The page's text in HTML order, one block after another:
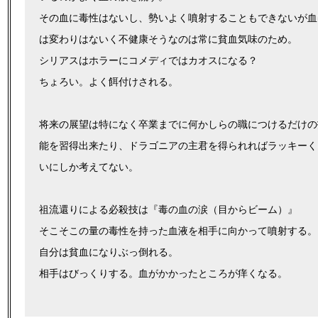
その血に毒性はないし、勢いよく噴射することもできないが
は変わりはないく不健康そうなのは常に貧血気味のため。
シリアスはホラーにコメディではカオスになる？
ちょろい。よく餌付けされる。
将来の展望は特になく卒業までに何かしらの職につけるだけ
能を習得出来たり、ドラゴニアの主君を得られればラッキーく
いにしか考えてない。
祖流還りによる必殺技は『毒の血の涙（目からビーム）』
そこそこの量の毒性を持った血液を相手に向かって噴射する。
自分は貧血になりぶっ倒れる。
相手はびっくりする。血がかかったところが痒くなる。